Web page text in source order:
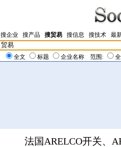
搜企业 搜产品 搜贸易 搜信息 搜技术 最
全文 标题 企业名称 范围:
法国ARELCO开关、